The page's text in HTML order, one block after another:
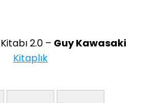
2.0 – Guy Kawasaki
Kitaplık